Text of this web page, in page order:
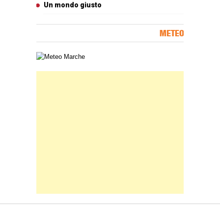
Un mondo giusto
METEO
Carta meteorologica delle Marche